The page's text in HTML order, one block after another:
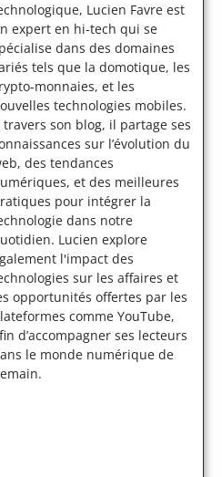
Lucien Favre est
expert en hi-tech qui se
dans des domaines
tels que la domotique, les
monnaies, et les
technologies mobiles.
travers son blog, il partage ses
sur l’évolution du
des tendances
et des meilleures
pour intégrer la
dans notre
Lucien explore
l'impact des
sur les affaires et
opportunités offertes par les
comme YouTube,
d’accompagner ses lecteurs
le monde numérique de